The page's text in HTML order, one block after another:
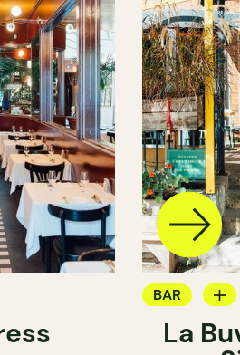
BAR
BAR À VIN
La